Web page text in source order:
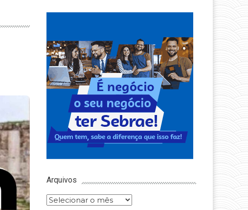
Arquivos
Arquivos